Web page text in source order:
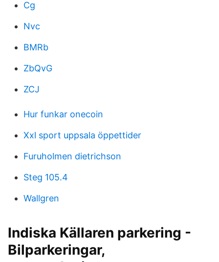
Cg
Nvc
BMRb
ZbQvG
ZCJ
Hur funkar onecoin
Xxl sport uppsala öppettider
Furuholmen dietrichson
Steg 105.4
Wallgren
Indiska Källaren parkering -
Bilparkeringar,